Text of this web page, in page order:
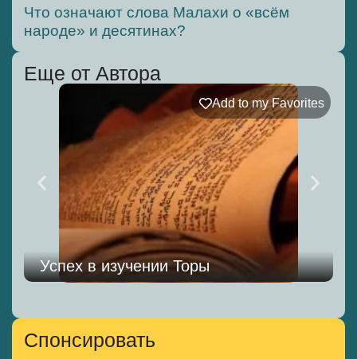
Что означают слова Малахи о «всём
народе» и десятинах?
Еще от Автора
Add to my Favorites
Успех в изучении Торы
Спонсировать